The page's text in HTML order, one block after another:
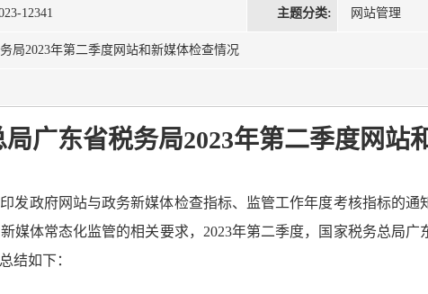
12341 主题分类: 网站管理
局2023年第二季度网站和新媒体检查情况
局广东省税务局2023年第二季度网站
发政府网站与政务新媒体检查指标、监管工作年度考核指标的通
媒体常态化监管的相关要求，2023年第二季度，国家税务总局
结如下：